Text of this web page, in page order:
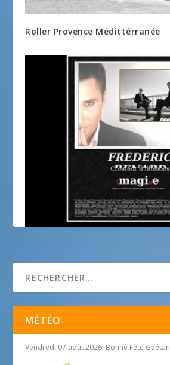
Roller Provence Médittérranée
MÉTÉO
Vendredi 07 août 2026, Bonne Fête Gaétan